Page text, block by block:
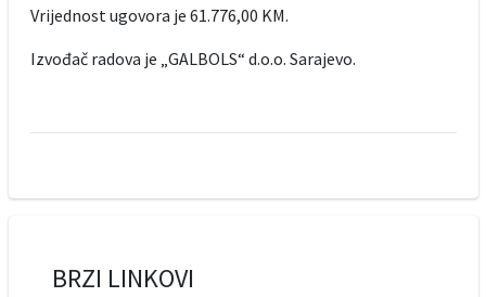
Vrijednost ugovora je 61.776,00 KM.
Izvođač radova je „GALBOLS“ d.o.o. Sarajevo.
BRZI LINKOVI